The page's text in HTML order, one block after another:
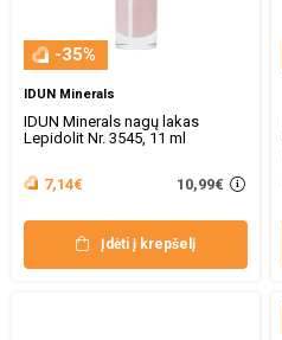
-35%
IDUN Minerals
IDUN Minerals nagų lakas
Lepidolit Nr. 3545, 11 ml
7,14€ 10,99€
Įdėti į krepšelį